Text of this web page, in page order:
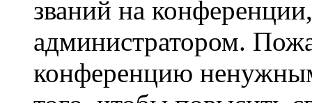
званий на
администратором.
конференцию